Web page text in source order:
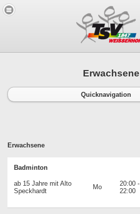
Erwachsene
Quicknavigation
Erwachsene
Badminton
ab 15 Jahre mit Alto
Speckhardt
Mo
20:00 -
22:00